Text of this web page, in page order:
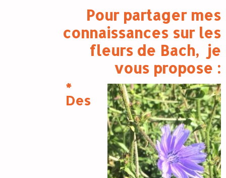
Pour partager mes
connaissances sur les
fleurs de Bach, je
vous propose :
*
Des